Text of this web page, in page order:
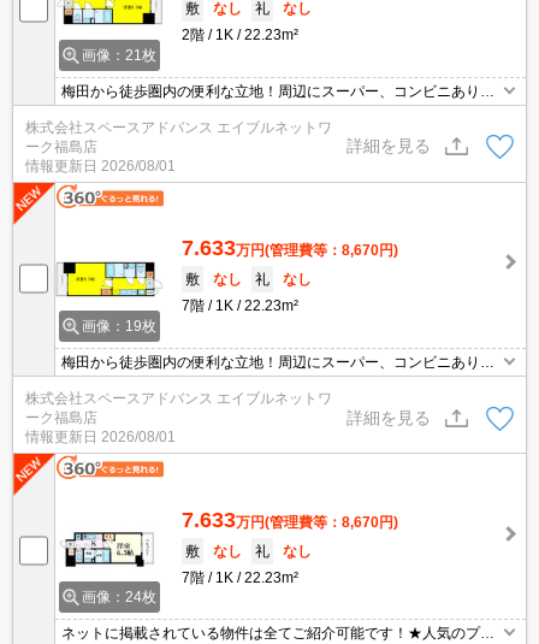
画像：21枚
敷
なし 礼
なし
2階
1K 22.23m²
梅田から徒歩圏内の便利な立地！周辺にスーパー、コンビニあり。
光インターネット（wifi）が無料で使い放題。浴室乾燥機やシャンプ
ードレッサー、2口コンロなど便利な設備が充実。
株式会社スペースアドバンス エイブルネットワ
ーク福島店
情報更新日 2026/08/01
詳細を見る
画像：19枚
7.633万円(管理費等：8,670円)
敷
なし 礼
なし
7階
1K 22.23m²
梅田から徒歩圏内の便利な立地！周辺にスーパー、コンビニあり。
光インターネット（wifi）が無料で使い放題。浴室乾燥機やシャンプ
ードレッサー、2口コンロなど便利な設備が充実。
株式会社スペースアドバンス エイブルネットワ
ーク福島店
情報更新日 2026/08/01
詳細を見る
画像：24枚
7.633万円(管理費等：8,670円)
敷
なし 礼
なし
7階
1K 22.23m²
ネットに掲載されている物件は全てご紹介可能です！★人気のプレ